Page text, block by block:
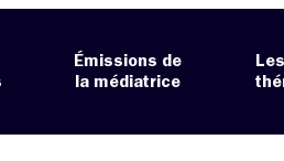
Émissions de
la médiatrice